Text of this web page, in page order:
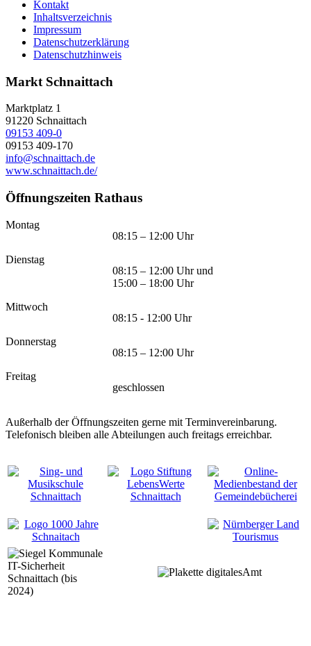
Kontakt
Inhaltsverzeichnis
Impressum
Datenschutzerklärung
Datenschutzhinweis
Markt Schnaittach
Marktplatz 1
91220 Schnaittach
09153 409-0
09153 409-170
info@schnaittach.de
www.schnaittach.de/
Öffnungszeiten Rathaus
Montag
08:15 – 12:00 Uhr
Dienstag
08:15 – 12:00 Uhr und
15:00 – 18:00 Uhr
Mittwoch
08:15 - 12:00 Uhr
Donnerstag
08:15 – 12:00 Uhr
Freitag
geschlossen
Außerhalb der Öffnungszeiten gerne mit Terminvereinbarung.
Telefonisch bleiben alle Abteilungen auch freitags erreichbar.